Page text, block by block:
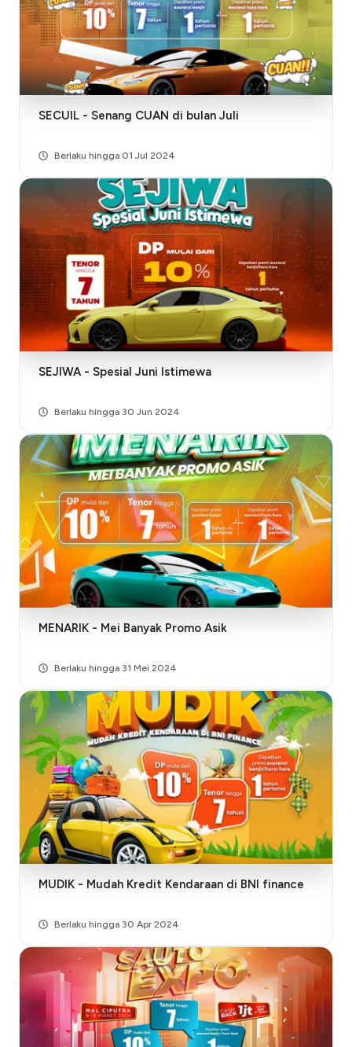
SECUIL - Senang CUAN di bulan Juli
Berlaku hingga 01 Jul 2024
SEJIWA - Spesial Juni Istimewa
Berlaku hingga 30 Jun 2024
MENARIK - Mei Banyak Promo Asik
Berlaku hingga 31 Mei 2024
MUDIK - Mudah Kredit Kendaraan di BNI finance
Berlaku hingga 30 Apr 2024